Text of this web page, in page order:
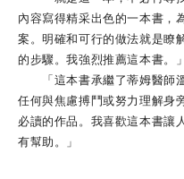
內容寫得精采出色的一本書，
案。明確和可行的做法就是瞭
的步驟。我強烈推薦這本書。」
「這本書承繼了蒂姆醫師溫
任何與焦慮搏鬥或努力理解身
必讀的作品。我喜歡這本書讓
有幫助。」